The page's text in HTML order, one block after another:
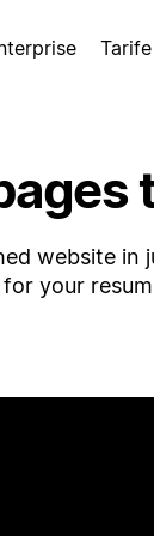
Tarife
website
your